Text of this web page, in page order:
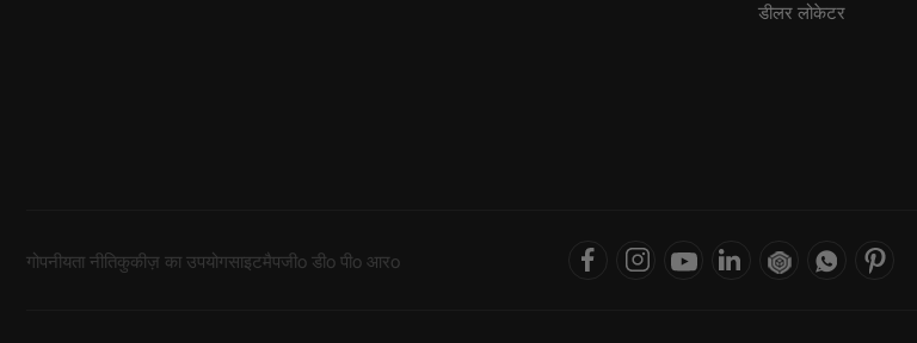
डीलर लोकेटर
गोपनीयता नीतिकुकीज़ का उपयोगसाइटमैपजीo डीo पीo आरo